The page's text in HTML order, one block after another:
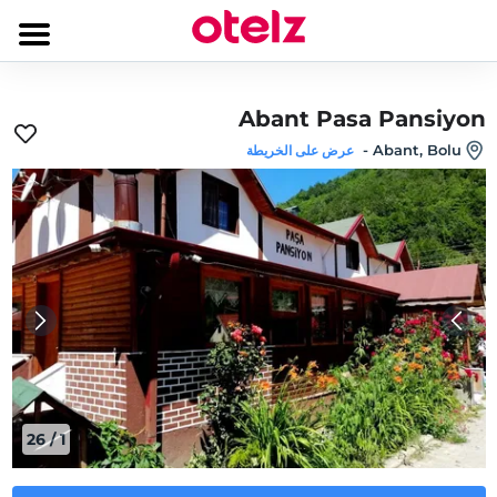
Abant Pasa Pansiyon
Abant, Bolu
- عرض على الخريطة
1
/
26